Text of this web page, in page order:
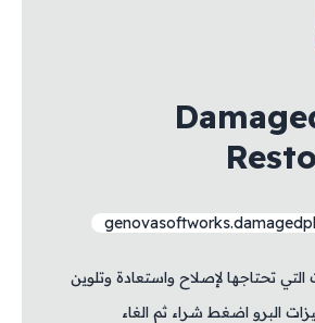
تحتاجها لإصلاح واستعادة وتلوين
البرو اضغط شراء ثم الغاء